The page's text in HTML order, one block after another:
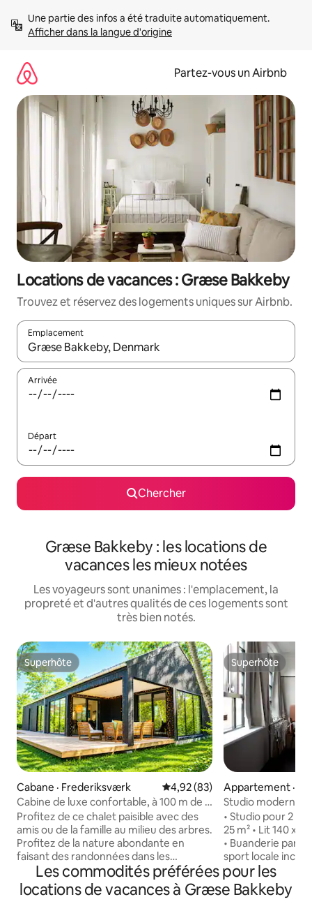
directement
Afficher dans la langue d'origine
Partez-vous un Airbnb
Locations de vacances : Græse Bakkeby
Trouvez et réservez des logements uniques sur Airbnb.
Emplacement
Quand les résultats sont affichés, parcourez-les en utilisant
Arrivée
Départ
Chercher
Græse Bakkeby : les locations de
vacances les mieux notées
Les voyageurs sont unanimes : l'emplacement, la
propreté et d'autres qualités de ces logements sont
très bien notés.
Superhôte
Superhôte
Cabane · Frederiksværk Note moyenne de 4,92 sur 5,
4,92 (83)
Cabine de luxe confortable, à 100 m de la
plage
Profitez de ce chalet paisible avec des
amis ou de la famille au milieu des arbres.
Profitez de la nature abondante en
faisant des randonnées dans les
environs ou visitez la plage du fjord, à
seulement 100 m à pied. Apportez votre
propre café préféré et du bois de
Superhôte
Superhôte
Appartement ·
Studio moderne
d'Østerbro
• Studio pour 2 •
25 m² • Lit 140 x
• Buanderie partagée • Accès à la
sport locale inclus
rapide • TV
bagages • Lit de
demande) •
Les commodités préférées pour les
locations de vacances à Græse Bakkeby